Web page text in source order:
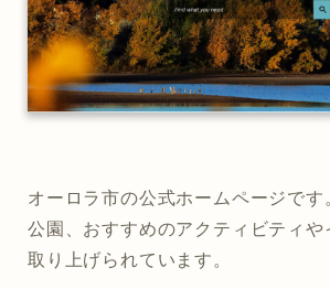
オーロラ市の公式ホームページで
公園、おすすめのアクティビティや
取り上げられています。